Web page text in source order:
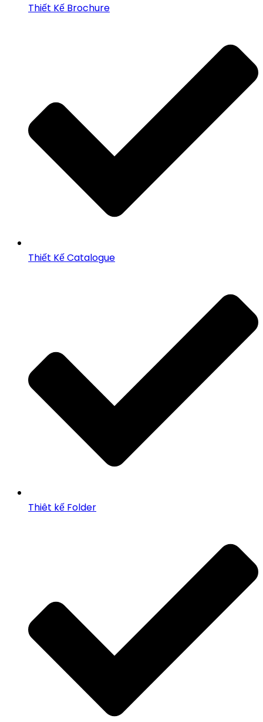
Thiết Kế Brochure
Thiết Kế Catalogue
Thiêt kế Folder